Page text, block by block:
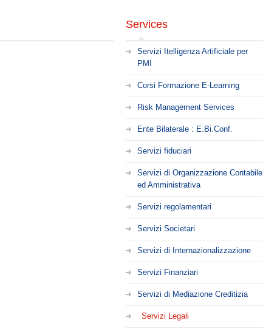
Services
Servizi Itelligenza Artificiale per
PMI
Corsi Formazione E-Learning
Risk Management Services
Ente Bilaterale : E.Bi.Conf.
Servizi fiduciari
Servizi di Organizzazione Contabile
ed Amministrativa
Servizi regolamentari
Servizi Societari
Servizi di Internazionalizzazione
Servizi Finanziari
Servizi di Mediazione Creditizia
Servizi Legali